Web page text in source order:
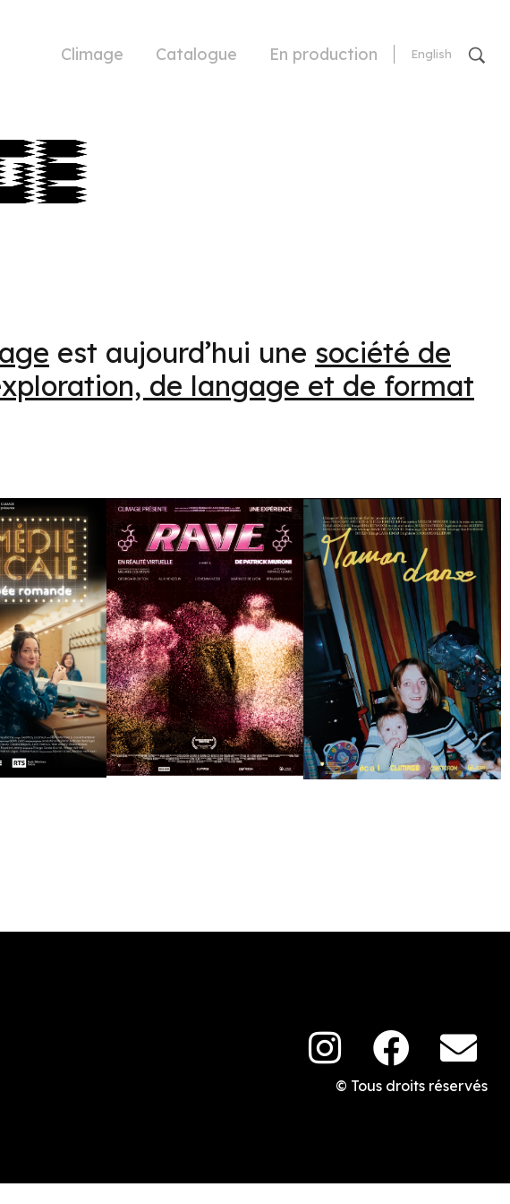
Climage Catalogue En production English
est aujourd’hui une société de
de langage et de format
© Tous droits réservés